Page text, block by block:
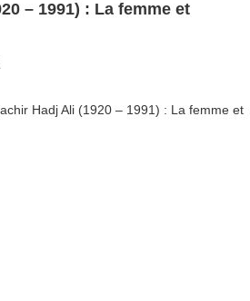
– 1991) : La femme et